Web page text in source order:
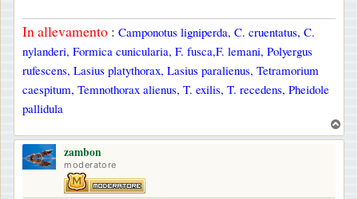
a
g
g
i
o
In allevamento : Camponotus ligniperda, C. cruentatus, C.
nylanderi, Formica cunicularia, F. fusca,F. lemani, Polyergus
rufescens, Lasius platythorax, Lasius paralienus, Tetramorium
caespitum, Temnothorax alienus, T. exilis, T. recedens, Pheidole
pallidula
o
zambon
moderatore